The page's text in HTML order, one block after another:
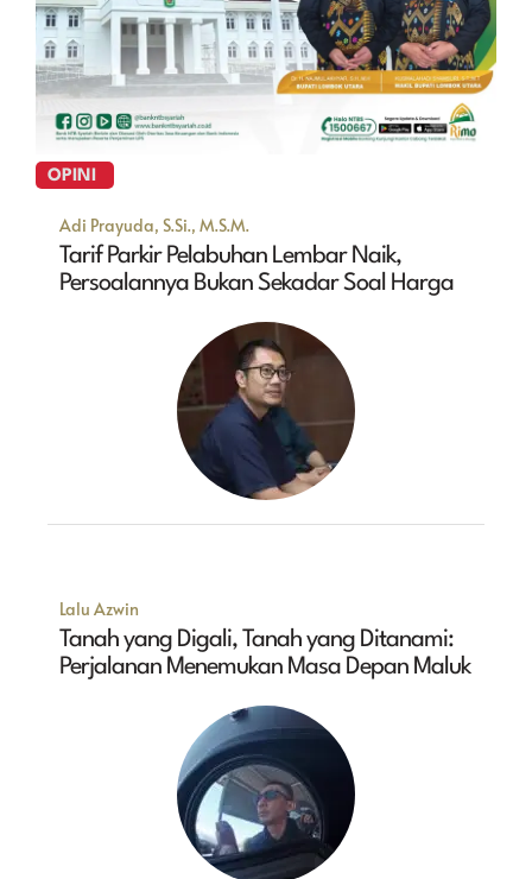
OPINI
Adi Prayuda, S.Si., M.S.M.
Tarif Parkir Pelabuhan Lembar Naik,
Persoalannya Bukan Sekadar Soal Harga
Lalu Azwin
Tanah yang Digali, Tanah yang Ditanami:
Perjalanan Menemukan Masa Depan Maluk